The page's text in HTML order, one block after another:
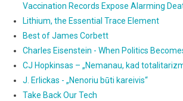
Vaccination Records Expose Alarming
Lithium, the Essential Trace Element
Best of James Corbett
Charles Eisenstein - When Politics
CJ Hopkinsas – „Nemanau, kad
J. Erlickas - „Nenoriu būti kareivis“
Take Back Our Tech